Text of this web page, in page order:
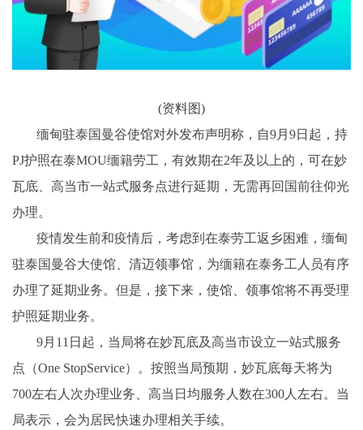
(资料图)
缅甸驻泰国曼谷使馆对外发布声明称，自9月9日起，持
PJ护照在泰MOU缅籍劳工，有效期在2年及以上的，可在妙
瓦底、高当市一站式服务点进行延期，无需再回国前往仰光
办理。
疫情发生前和疫情后，考虑到在泰劳工返乡困难，缅甸
驻泰国曼谷大使馆、清迈领事馆，为缅籍在泰务工人员有序
办理了延期业务。但是，接下来，使馆、领事馆将不再受理
护照延期业务。
9月11日起，当局将在妙瓦底及高当市设立一站式服务
点（One StopService）。按照当局预期，妙瓦底每天将为
700左右人次办理业务、高当日均服务人数在300人左右。当
局表示，会为居民快速办理相关手续。